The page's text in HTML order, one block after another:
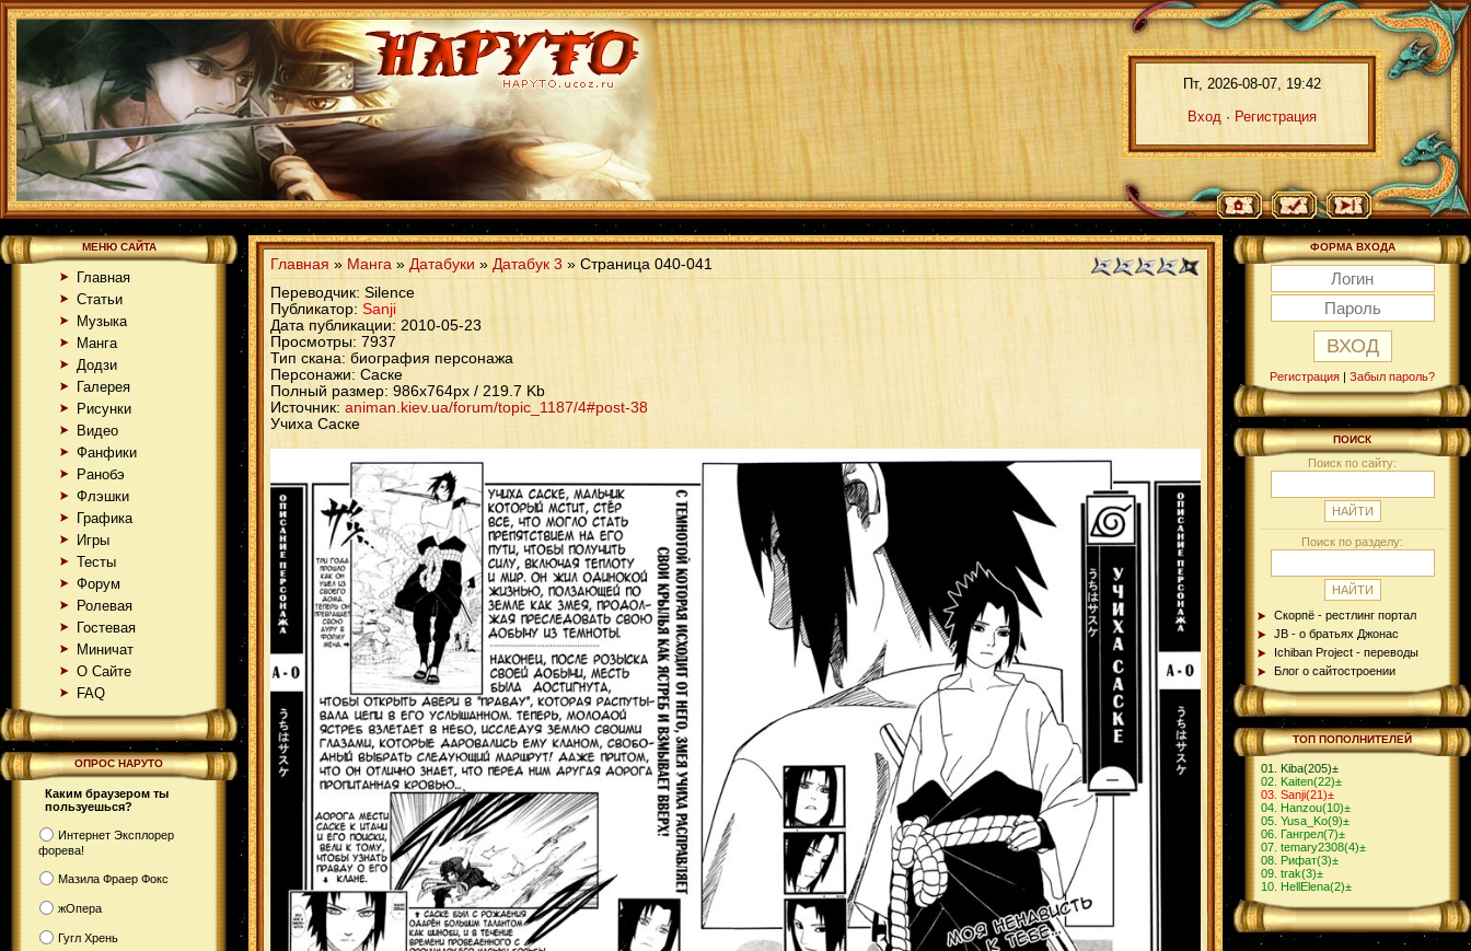
Пт, 2026-08-07, 19:42
Вход · Регистрация
МЕНЮ САЙТА
Главная
Статьи
Музыка
Манга
Додзи
Галерея
Рисунки
Видео
Фанфики
Ранобэ
Флэшки
Графика
Игры
Тесты
Форум
Ролевая
Гостевая
Миничат
О Сайте
FAQ
ОПРОС НАРУТО
Каким браузером ты
пользуешься?
Интернет Эксплорер
форева!
Мазила Фраер Фокс
жОпера
Гугл Хрень
Главная » Манга » Датабуки » Датабук 3 » Страница 040-041
Переводчик: Silence
Публикатор: Sanji
Дата публикации: 2010-05-23
Просмотры: 7937
Тип скана: биография персонажа
Персонажи: Саске
Полный размер: 986x764px / 219.7 Kb
Источник: animan.kiev.ua/forum/topic_1187/4#post-38
Учиха Саске
ФОРМА ВХОДА
Регистрация | Забыл пароль?
ПОИСК
Поиск по сайту:
Поиск по разделу:
Скорпё - рестлинг портал
JB - о братьях Джонас
Ichiban Project - переводы
Блог о сайтостроении
ТОП ПОПОЛНИТЕЛЕЙ
Kiba(205)±
Kaiten(22)±
Sanji(21)±
Hanzou(10)±
Yusa_Ko(9)±
Гангрел(7)±
temary2308(4)±
Рифат(3)±
trak(3)±
HellElena(2)±